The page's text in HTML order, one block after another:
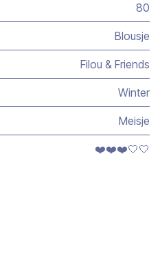
80
Blousje
Filou & Friends
Winter
Meisje
❤️❤️❤️🤍🤍